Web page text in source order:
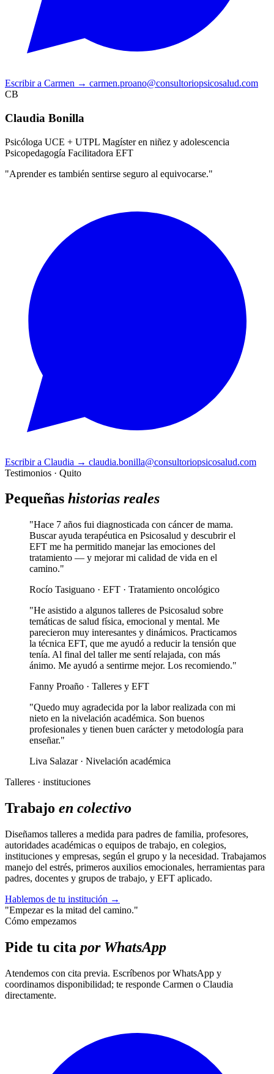
Escribir a Carmen → carmen.proano@consultoriopsicosalud.com
CB
Claudia Bonilla
Psicóloga UCE + UTPL Magíster en niñez y adolescencia
Psicopedagogía Facilitadora EFT
"Aprender es también sentirse seguro al equivocarse."
Escribir a Claudia → claudia.bonilla@consultoriopsicosalud.com
Testimonios · Quito
Pequeñas historias reales
"Hace 7 años fui diagnosticada con cáncer de mama.
Buscar ayuda terapéutica en Psicosalud y descubrir el
EFT me ha permitido manejar las emociones del
tratamiento — y mejorar mi calidad de vida en el
camino."
Rocío Tasiguano · EFT · Tratamiento oncológico
"He asistido a algunos talleres de Psicosalud sobre
temáticas de salud física, emocional y mental. Me
parecieron muy interesantes y dinámicos. Practicamos
la técnica EFT, que me ayudó a reducir la tensión que
tenía. Al final del taller me sentí relajada, con más
ánimo. Me ayudó a sentirme mejor. Los recomiendo."
Fanny Proaño · Talleres y EFT
"Quedo muy agradecida por la labor realizada con mi
nieto en la nivelación académica. Son buenos
profesionales y tienen buen carácter y metodología para
enseñar."
Liva Salazar · Nivelación académica
Talleres · instituciones
Trabajo en colectivo
Diseñamos talleres a medida para padres de familia, profesores,
autoridades académicas o equipos de trabajo, en colegios,
instituciones y empresas, según el grupo y la necesidad. Trabajamos
manejo del estrés, primeros auxilios emocionales, herramientas para
padres, docentes y grupos de trabajo, y EFT aplicado.
Hablemos de tu institución →
"Empezar es la mitad del camino."
Cómo empezamos
Pide tu cita por WhatsApp
Atendemos con cita previa. Escríbenos por WhatsApp y
coordinamos disponibilidad; te responde Carmen o Claudia
directamente.